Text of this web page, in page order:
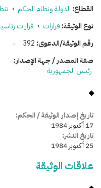
القطاع: الدولة ونظام الحكم ›
نوع الوثيقة: قرارات › قرارات
رقم الوثيقة/الدعوى: 392
صفة المصدر / جهة الإصدار:
رئيس الجمهورية
تاريخ إصدار الوثيقة / الحكم:
17 أكتوبر 1984
تاريخ النشر:
25 أكتوبر 1984
علاقات الوثيقة